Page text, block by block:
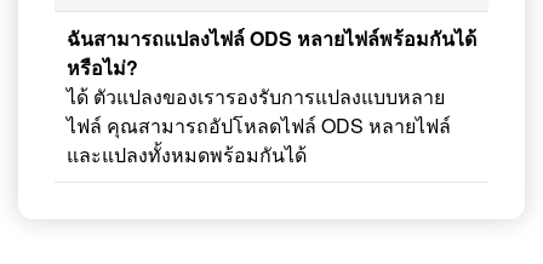
ฉันสามารถแปลงไฟล์ ODS หลายไฟล์พร้อมกันได้
หรือไม่?
ได้ ตัวแปลงของเรารองรับการแปลงแบบหลาย
ไฟล์ คุณสามารถอัปโหลดไฟล์ ODS หลายไฟล์
และแปลงทั้งหมดพร้อมกันได้